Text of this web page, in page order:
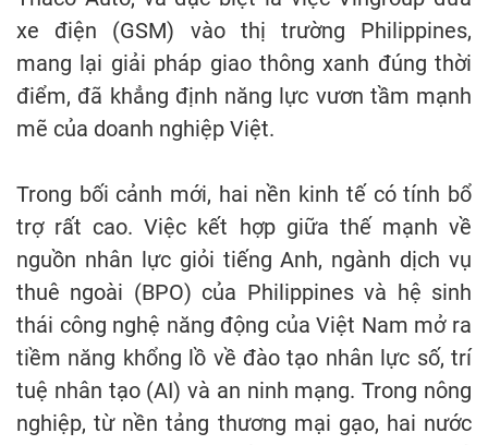
xe điện (GSM) vào thị trường Philippines,
mang lại giải pháp giao thông xanh đúng thời
điểm, đã khẳng định năng lực vươn tầm mạnh
mẽ của doanh nghiệp Việt.
Trong bối cảnh mới, hai nền kinh tế có tính bổ
trợ rất cao. Việc kết hợp giữa thế mạnh về
nguồn nhân lực giỏi tiếng Anh, ngành dịch vụ
thuê ngoài (BPO) của Philippines và hệ sinh
thái công nghệ năng động của Việt Nam mở ra
tiềm năng khổng lồ về đào tạo nhân lực số, trí
tuệ nhân tạo (AI) và an ninh mạng. Trong nông
nghiệp, từ nền tảng thương mại gạo, hai nước